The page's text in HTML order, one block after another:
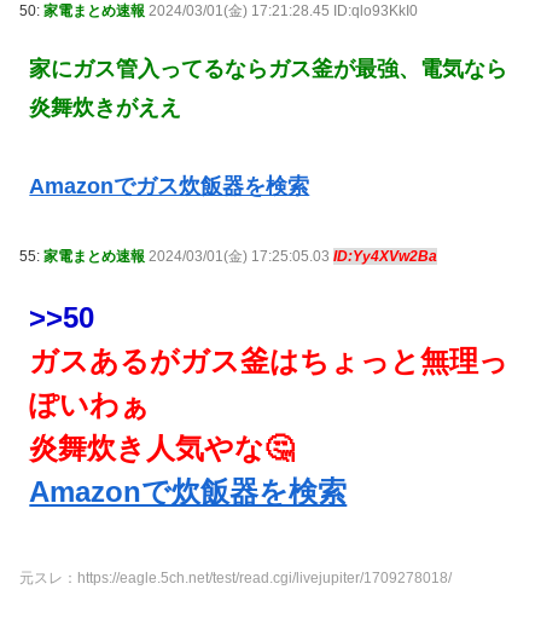
50: 家電まとめ速報 2024/03/01(金) 17:21:28.45 ID:qlo93KkI0
家にガス管入ってるならガス釜が最強、電気なら
炎舞炊きがええ
Amazonでガス炊飯器を検索
55: 家電まとめ速報 2024/03/01(金) 17:25:05.03 ID:Yy4XVw2Ba
>>50
ガスあるがガス釜はちょっと無理っ
ぽいわぁ
炎舞炊き人気やな🤔
Amazonで炊飯器を検索
元スレ：https://eagle.5ch.net/test/read.cgi/livejupiter/1709278018/